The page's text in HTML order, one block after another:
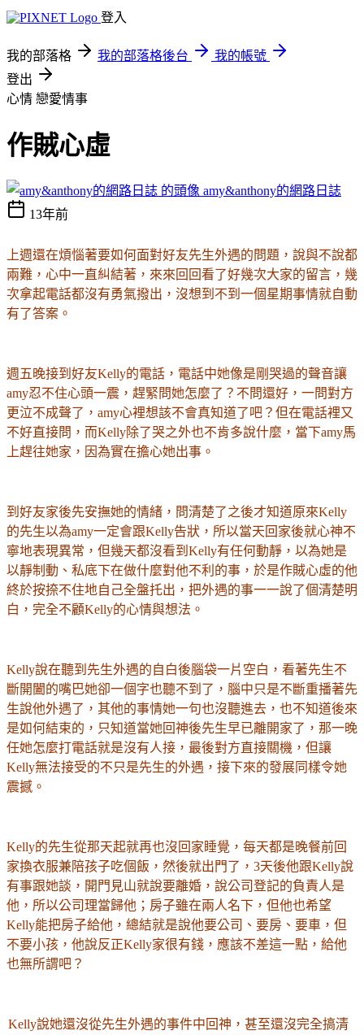
登入
我的部落格 我的部落格後台
我的帳號
登出
心情 戀愛情事
作賊心虛
amy&anthony的網路日誌
13年前
上週還在煩惱著要如何面對好友先生外遇的問題，說與不說都
兩難，心中一直糾結著，來來回回看了好幾次大家的留言，幾
次拿起電話都沒有勇氣撥出，沒想到不到一個星期事情就自動
有了答案。
週五晚接到好友Kelly的電話，電話中她像是剛哭過的聲音讓
amy忍不住心頭一震，趕緊問她怎麼了？不問還好，一問對方
更泣不成聲了，amy心裡想該不會真知道了吧？但在電話裡又
不好直接問，而Kelly除了哭之外也不肯多說什麼，當下amy馬
上趕往她家，因為實在擔心她出事。
到好友家後先安撫她的情緒，問清楚了之後才知道原來Kelly
的先生以為amy一定會跟Kelly告狀，所以當天回家後就心神不
寧地表現異常，但幾天都沒看到Kelly有任何動靜，以為她是
以靜制動、私底下在做什麼對他不利的事，於是作賊心虛的他
終於按捺不住地自己全盤托出，把外遇的事一一說了個清楚明
白，完全不顧Kelly的心情與想法。
Kelly說在聽到先生外遇的自白後腦袋一片空白，看著先生不
斷開闔的嘴巴她卻一個字也聽不到了，腦中只是不斷重播著先
生說他外遇了，其他的事情她一句也沒聽進去，也不知道後來
是如何結束的，只知道當她回神後先生早已離開家了，那一晚
任她怎麼打電話就是沒有人接，最後對方直接關機， 但讓
Kelly無法接受的不只是先生的外遇，接下來的發展同樣令她
震撼。
Kelly的先生從那天起就再也沒回家睡覺，每天都是晚餐前回
家換衣服兼陪孩子吃個飯，然後就出門了，3天後他跟Kelly說
有事跟她談，開門見山就說要離婚，說公司登記的負責人是
他，所以公司理當歸他；房子雖在兩人名下，但他也希望
Kelly能把房子給他，總結就是說他要公司、要房、要車，但
不要小孩，他說反正Kelly家很有錢，應該不差這一點，給他
也無所謂吧？
Kelly說她還沒從先生外遇的事件中回神，甚至還沒完全搞清